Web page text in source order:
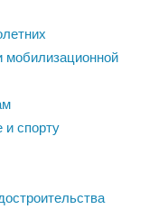
мобилизационной
и спорту